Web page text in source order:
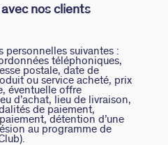
nos clients
personnelles suivantes :
téléphoniques,
postale, date de
ou service acheté, prix
éventuelle offre
d’achat, lieu de livraison,
de paiement,
détention d’une
au programme de